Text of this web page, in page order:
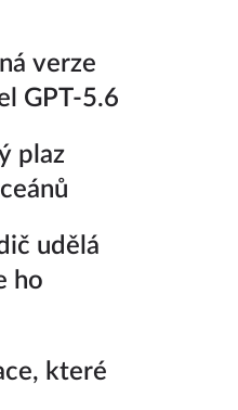
verze
GPT-5.6
plaz
udělá
ho
které